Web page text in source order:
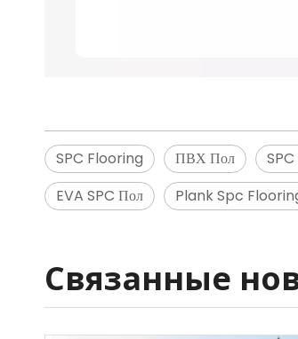
SPC Flooring ПВХ Пол
EVA SPC Пол
Plank Spc
Связанные